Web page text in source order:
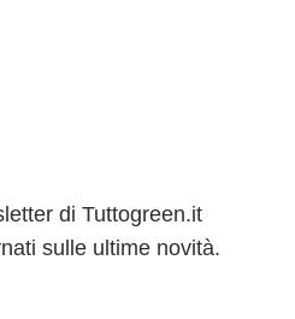
di Tuttogreen.it
sulle ultime novità.